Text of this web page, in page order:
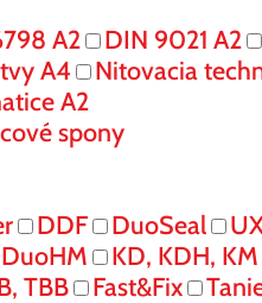
A2 DIN 9021 A2
A4
Nitovacia
A2
spony
DDF DuoSeal
DuoHM KD, KDH, KM
TBB Fast&Fix